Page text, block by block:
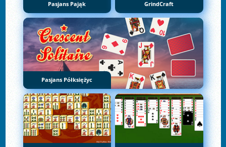
Pasjans Pająk GrindCraft
Pasjans Półksiężyc